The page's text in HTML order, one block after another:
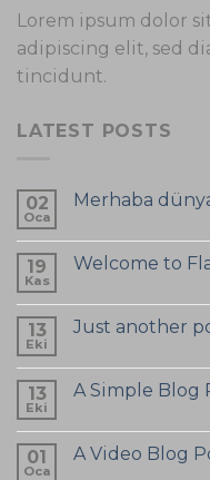
Lorem ipsum dolor
adipiscing elit, sed
tincidunt.
LATEST POSTS
02
Oca
Merhaba
19
Kas
Welcome to
13
Eki
Just another
13
Eki
A Simple Blog
01
Oca
A Video Blog